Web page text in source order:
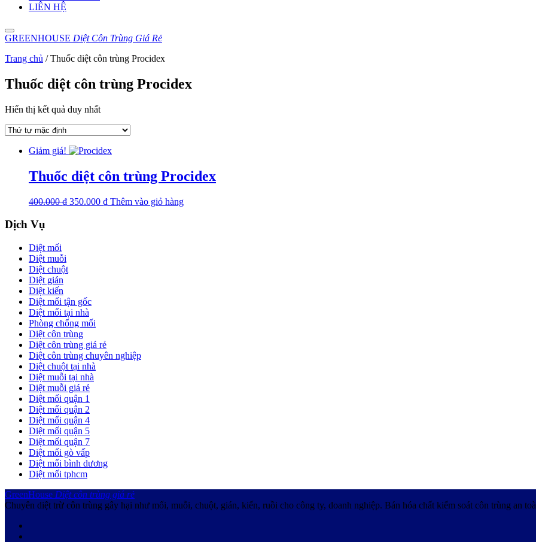
LIÊN HỆ
GREENHOUSE Diệt Côn Trùng Giá Rẻ
Trang chủ /Thuốc diệt côn trùng Procidex
Thuốc diệt côn trùng Procidex
Hiển thị kết quả duy nhất
Giảm giá!
Thuốc diệt côn trùng Procidex
400.000₫ 350.000 ₫ Thêm vào giỏ hàng
Dịch Vụ
Diệt mối
Diệt muỗi
Diệt chuột
Diệt gián
Diệt kiến
Diệt mối tận gốc
Diệt mối tại nhà
Phòng chống mối
Diệt côn trùng
Diệt côn trùng giá rẻ
Diệt côn trùng chuyên nghiệp
Diệt chuột tại nhà
Diệt muỗi tại nhà
Diệt muỗi giá rẻ
Diệt mối quận 1
Diệt mối quận 2
Diệt mối quận 4
Diệt mối quận 5
Diệt mối quận 7
Diệt mối gò vấp
Diệt mối bình dương
Diệt mối tphcm
GreenHouse Diệt côn trùng giá rẻ
Chuyên diệt trừ côn trùng gây hại như mối, muỗi, chuột, gián, kiến, ruồi cho công ty, doanh nghiệp. Bán hóa chất kiểm soát côn trùng an